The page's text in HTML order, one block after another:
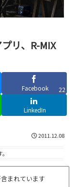
リ、R-MIX
Facebook 22
LinkedIn
2011.12.08
まれています